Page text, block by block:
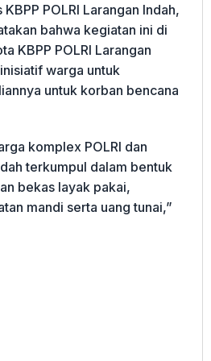
POLRI Larangan Indah,
bahwa kegiatan ini di
KBPP POLRI Larangan
warga untuk
untuk korban bencana
komplex POLRI dan
terkumpul dalam bentuk
bekas layak pakai,
mandi serta uang tunai,”